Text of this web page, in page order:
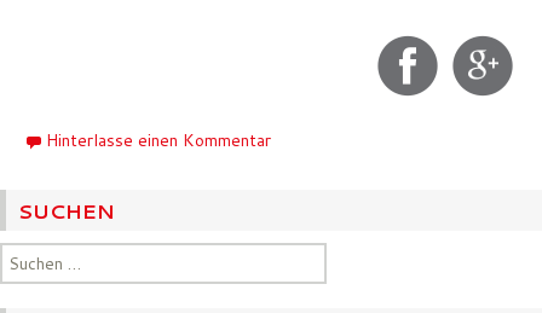
Hinterlasse einen Kommentar
SUCHEN
Suchen
nach: